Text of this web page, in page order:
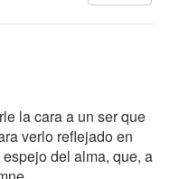
la cara a un ser que
verlo reflejado en
del alma, que, a